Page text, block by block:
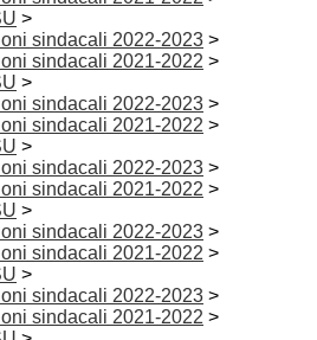
>
sindacali 2022-2023 >
sindacali 2021-2022 >
>
sindacali 2022-2023 >
sindacali 2021-2022 >
>
sindacali 2022-2023 >
sindacali 2021-2022 >
>
sindacali 2022-2023 >
sindacali 2021-2022 >
>
sindacali 2022-2023 >
sindacali 2021-2022 >